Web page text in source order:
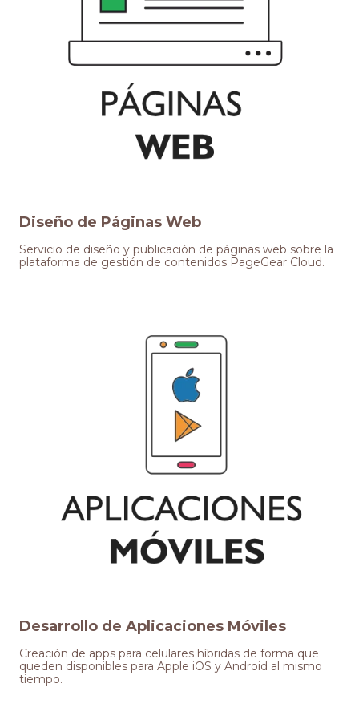
Diseño de Páginas Web
Servicio de diseño y publicación de páginas web sobre la
plataforma de gestión de contenidos PageGear Cloud.
Desarrollo de Aplicaciones Móviles
Creación de apps para celulares híbridas de forma que
queden disponibles para Apple iOS y Android al mismo
tiempo.